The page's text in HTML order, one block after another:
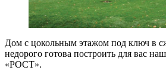
Дом с цокольным этажом под ключ в
недорого готова построить для вас
«РОСТ».